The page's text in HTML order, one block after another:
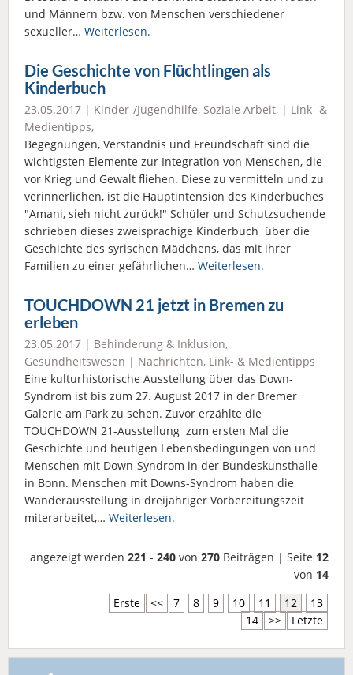
und Männern bzw. von Menschen verschiedener
sexueller… Weiterlesen.
Die Geschichte von Flüchtlingen als
Kinderbuch
23.05.2017 | Kinder-/Jugendhilfe, Soziale Arbeit, | Link- &
Medientipps,
Begegnungen, Verständnis und Freundschaft sind die
wichtigsten Elemente zur Integration von Menschen, die
vor Krieg und Gewalt fliehen. Diese zu vermitteln und zu
verinnerlichen, ist die Hauptintension des Kinderbuches
"Amani, sieh nicht zurück!" Schüler und Schutzsuchende
schrieben dieses zweisprachige Kinderbuch über die
Geschichte des syrischen Mädchens, das mit ihrer
Familien zu einer gefährlichen… Weiterlesen.
TOUCHDOWN 21 jetzt in Bremen zu
erleben
23.05.2017 | Behinderung & Inklusion,
Gesundheitswesen | Nachrichten, Link- & Medientipps
Eine kulturhistorische Ausstellung über das Down-
Syndrom ist bis zum 27. August 2017 in der Bremer
Galerie am Park zu sehen. Zuvor erzählte die
TOUCHDOWN 21-Ausstellung zum ersten Mal die
Geschichte und heutigen Lebensbedingungen von und
Menschen mit Down-Syndrom in der Bundeskunsthalle
in Bonn. Menschen mit Downs-Syndrom haben die
Wanderausstellung in dreijähriger Vorbereitungszeit
miterarbeitet,… Weiterlesen.
angezeigt werden 221 - 240 von 270 Beiträgen | Seite 12
von 14
Erste
<< 7 8 9 10 11 12
13
14
>> Letzte